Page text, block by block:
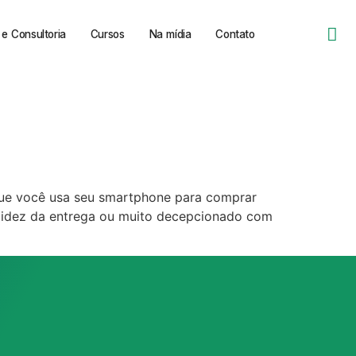
Consultoria Cursos Na mídia Contato
você usa seu smartphone para comprar
da entrega ou muito decepcionado com